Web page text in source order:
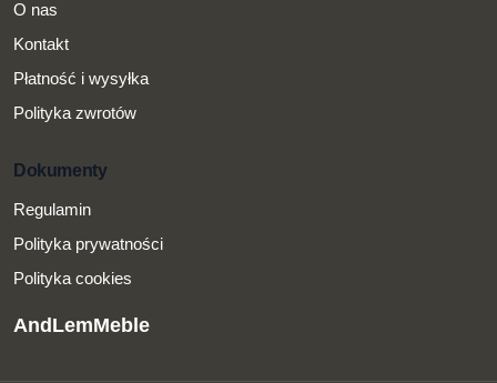
O nas
Kontakt
Płatność i wysyłka
Polityka zwrotów
Dokumenty
Regulamin
Polityka prywatności
Polityka cookies
AndLemMeble